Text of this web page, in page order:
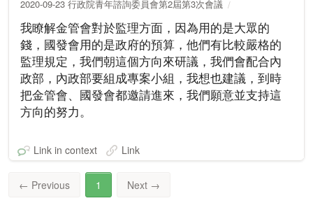
2020-09-23 行政院青年諮詢委員會第2屆第3次會議
我瞭解金管會對於監理方面，因為用的是大眾的
錢，國發會用的是政府的預算，他們有比較嚴格的
監理規定，我們朝這個方向來研議，我們會配合內
政部，內政部要組成專案小組，我想也建議，到時
把金管會、國發會都邀請進來，我們願意並支持這
方向的努力。
Link in context Link
← Previous 1 Next →